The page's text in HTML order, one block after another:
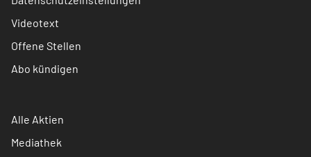
Videotext
Offene Stellen
Abo kündigen
Alle Aktien
Mediathek